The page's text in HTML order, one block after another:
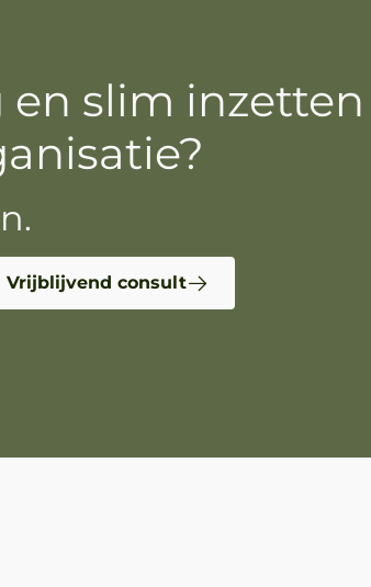
en slim inzetten
Vrijblijvend consult